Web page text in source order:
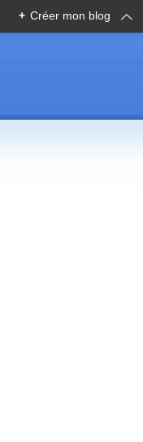
+ Créer mon blog